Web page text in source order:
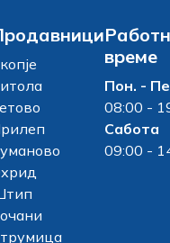
време
Пон. -
08:00 -
Сабота
09:00 -